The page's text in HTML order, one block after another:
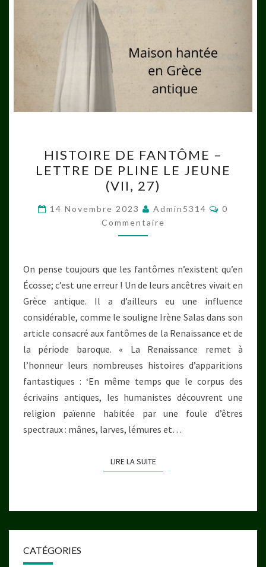
DE
FANTÔME
LETTRE
DE
PLINE
JEUNE
(VII,
27)
HISTOIRE DE FANTÔME –
LETTRE DE PLINE LE JEUNE
(VII, 27)
14 Novembre 2023 Admin5314
0
Commentaire
On pense toujours que les fantômes n’existent qu’en
Écosse; c’est une erreur ! Un de leurs ancêtres vivait en
Grèce antique. Il a d’ailleurs eu une influence
considérable, comme le souligne Irène Salas dans son
article consacré aux fantômes de la Renaissance et de
la période baroque. « La Renaissance remet à
l’honneur leurs nombreuses histoires d’apparitions
fantastiques : ‘En même temps que le corpus des
écrivains antiques, les humanistes découvrent une
religion païenne habitée par une foule d’êtres
spectraux : mânes, larves, lémures et…
LIRE LA SUITELIRE LA SUITE
CATÉGORIES